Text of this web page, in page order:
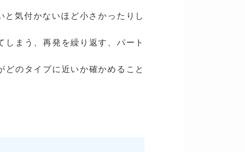
と気付かないほど小さかったりし
まう、再発を繰り返す、パート
どのタイプに近いか確かめること